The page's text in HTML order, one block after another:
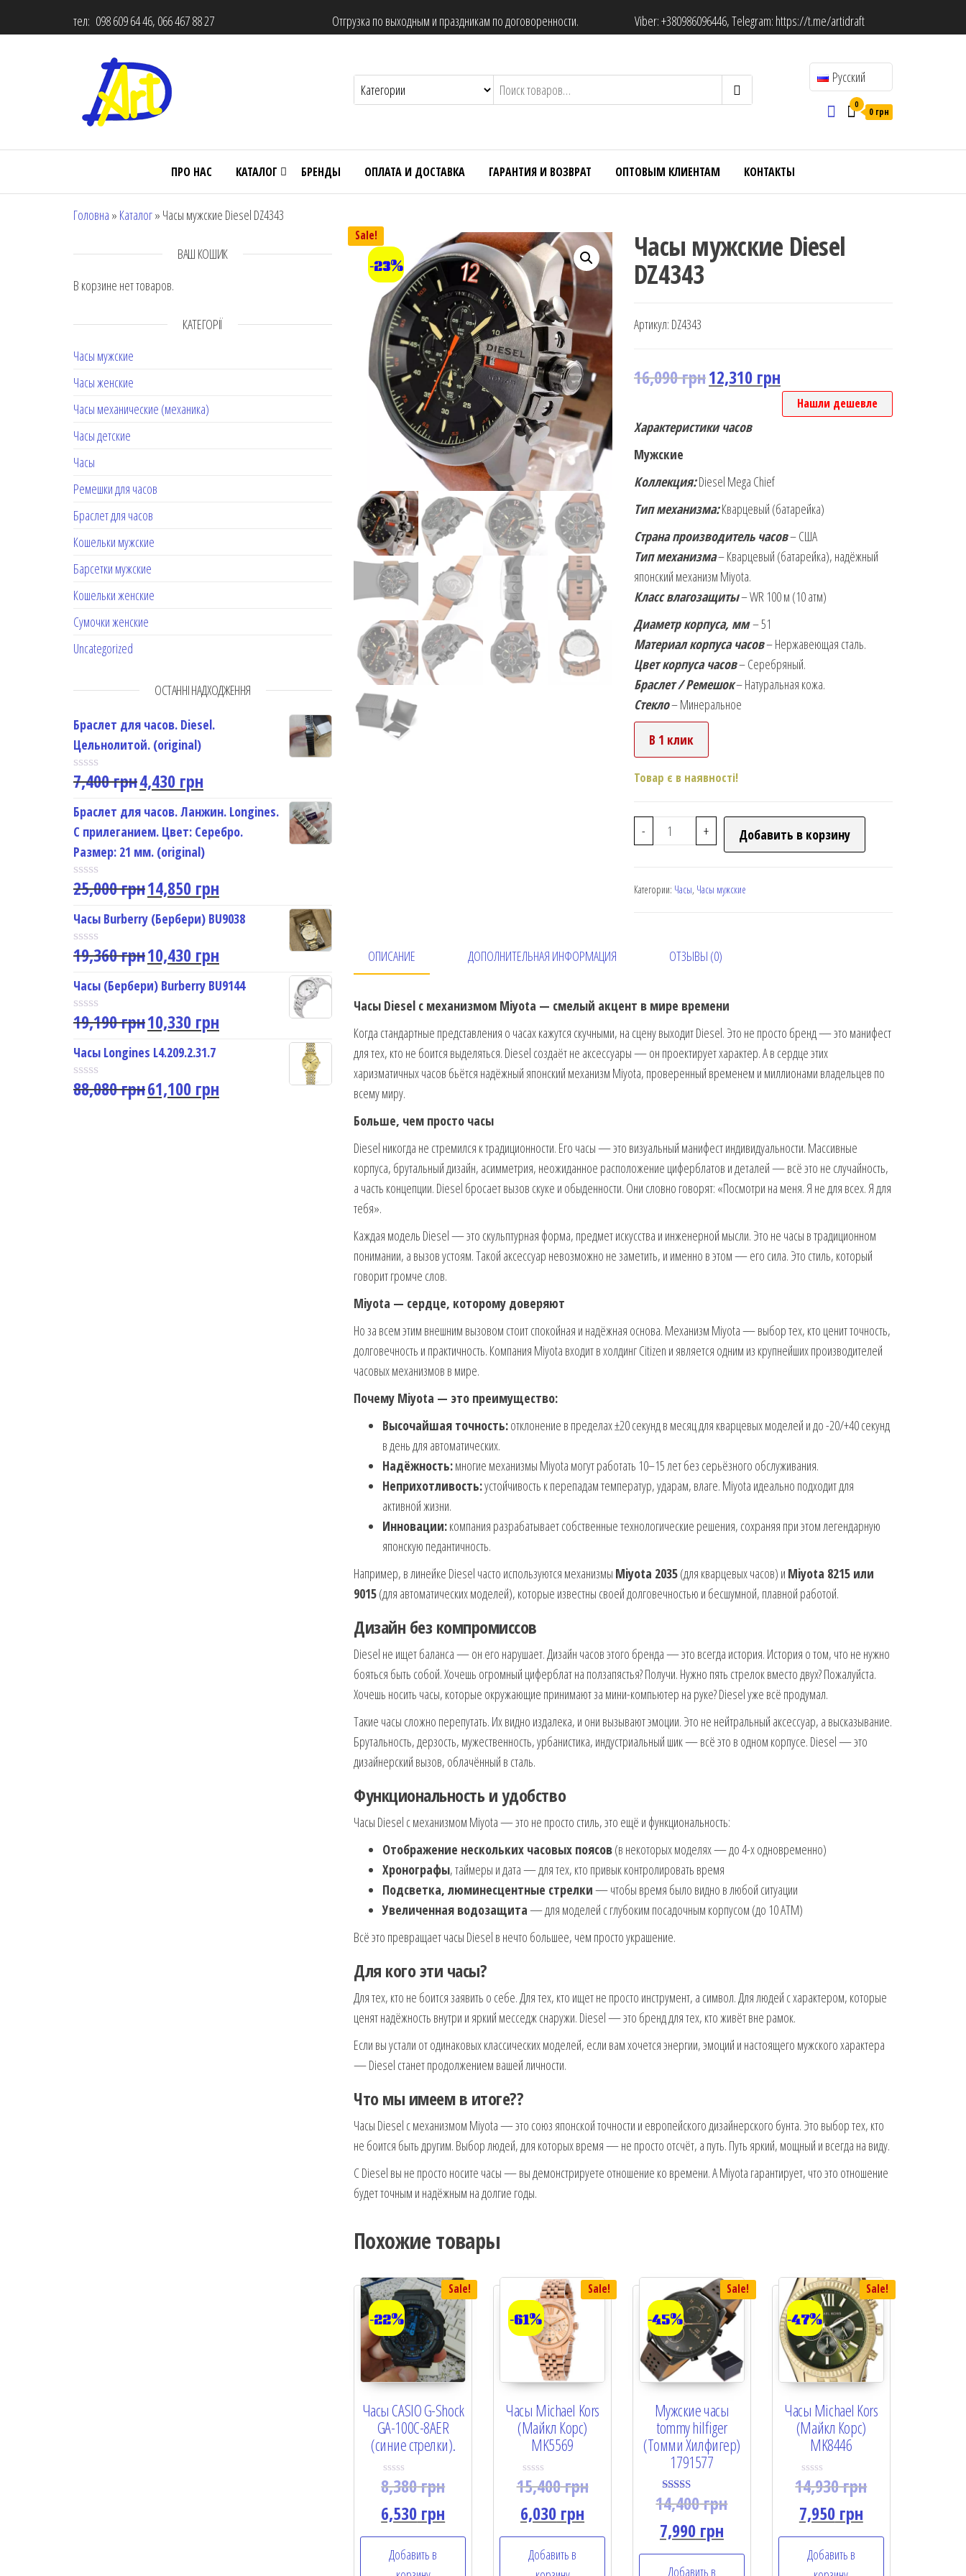
тел: 098 609 64 46, 066 467 88 27 Отгрузка по выходным и праздникам по договоренности. Viber:+380986096446, Telegram: https://t.me/artidraft
Русский
0
0 грн
ПРО НАС КАТАЛОГ БРЕНДЫ ОПЛАТА И ДОСТАВКА ГАРАНТИЯ И ВОЗВРАТ ОПТОВЫМ КЛИЕНТАМ КОНТАКТЫ
Головна » Каталог» Часы мужские Diesel DZ4343
ВАШ КОШИК
В корзине нет товаров.
КАТЕГОРІЇ
Часы мужские
Часы женские
Часы механические (механика)
Часы детские
Часы
Ремешки для часов
Браслет для часов
Кошельки мужские
Барсетки мужские
Кошельки женские
Сумочки женские
Uncategorized
ОСТАННІ НАДХОДЖЕННЯ
Браслет для часов. Diesel.
Цельнолитой. (original)
R
t
e
d
0
o
u
t
o
5
7,400грн4,430 грн
Браслет для часов. Ланжин. Longines.
С прилеганием. Цвет: Серебро.
Размер: 21 мм. (original)
R
t
e
d
0
o
u
t
o
f
5
25,000грн14,850 грн
Часы Burberry (Бербери) BU9038
R
t
e
d
0
o
u
t
o
f
5
19,360грн10,430 грн
Часы (Бербери) Burberry BU9144
R
t
e
d
0
o
19,190грн10,330 грн
Часы Longines L4.209.2.31.7
R
88,080грн61,100 грн
Sale!
-23%
Часы мужские Diesel
DZ4343
Артикул: DZ4343
16,090грн12,310 грн
Нашли дешевле
Характеристики часов
Мужские
Коллекция:Diesel Mega Chief
Тип механизма:Кварцевый (батарейка)
Страна производитель часов– США
Тип механизма– Кварцевый (батарейка), надёжный
японский механизм Miyota.
Класс влагозащиты– WR 100 м (10 атм)
Диаметр корпуса, мм– 51
Материал корпуса часов– Нержавеющая сталь.
Цвет корпуса часов– Серебряный.
Браслет / Ремешок– Натуральная кожа.
Стекло– Минеральное
В 1 клик
Товар є в наявності!
- + Добавить в корзину
Категории: Часы, Часы мужские
ОПИСАНИЕ ДОПОЛНИТЕЛЬНАЯ ИНФОРМАЦИЯ ОТЗЫВЫ (0)
Часы Diesel с механизмом Miyota — смелый акцент в мире времени
Когда стандартные представления о часах кажутся скучными, на сцену выходит Diesel. Это не просто бренд — это манифест
для тех, кто не боится выделяться. Diesel создаёт не аксессуары — он проектирует характер. А в сердце этих
харизматичных часов бьётся надёжный японский механизм Miyota, проверенный временем и миллионами владельцев по
всему миру.
Больше, чем просто часы
Diesel никогда не стремился к традиционности. Его часы — это визуальный манифест индивидуальности. Массивные
корпуса, брутальный дизайн, асимметрия, неожиданное расположение циферблатов и деталей — всё это не случайность,
а часть концепции. Diesel бросает вызов скуке и обыденности. Они словно говорят: «Посмотри на меня. Я не для всех. Я для
тебя».
Каждая модель Diesel — это скульптурная форма, предмет искусства и инженерной мысли. Это не часы в традиционном
понимании, а вызов устоям. Такой аксессуар невозможно не заметить, и именно в этом — его сила. Это стиль, который
говорит громче слов.
Miyota — сердце, которому доверяют
Но за всем этим внешним вызовом стоит спокойная и надёжная основа. Механизм Miyota — выбор тех, кто ценит точность,
долговечность и практичность. Компания Miyota входит в холдинг Citizen и является одним из крупнейших производителей
часовых механизмов в мире.
Почему Miyota — это преимущество:
Высочайшая точность:отклонение в пределах ±20 секунд в месяц для кварцевых моделей и до -20/+40 секунд
в день для автоматических.
Надёжность:многие механизмы Miyota могут работать 10–15 лет без серьёзного обслуживания.
Неприхотливость:устойчивость к перепадам температур, ударам, влаге. Miyota идеально подходит для
активной жизни.
Инновации:компания разрабатывает собственные технологические решения, сохраняя при этом легендарную
японскую педантичность.
Например, в линейке Diesel часто используются механизмы Miyota 2035(для кварцевых часов) и Miyota 8215 или
9015(для автоматических моделей), которые известны своей долговечностью и бесшумной, плавной работой.
Дизайн без компромиссов
Diesel не ищет баланса — он его нарушает. Дизайн часов этого бренда — это всегда история. История о том, что не нужно
бояться быть собой. Хочешь огромный циферблат на ползапястья? Получи. Нужно пять стрелок вместо двух? Пожалуйста.
Хочешь носить часы, которые окружающие принимают за мини-компьютер на руке? Diesel уже всё продумал.
Такие часы сложно перепутать. Их видно издалека, и они вызывают эмоции. Это не нейтральный аксессуар, а высказывание.
Брутальность, дерзость, мужественность, урбанистика, индустриальный шик — всё это в одном корпусе. Diesel — это
дизайнерский вызов, облачённый в сталь.
Функциональность и удобство
Часы Diesel с механизмом Miyota — это не просто стиль, это ещё и функциональность:
Отображение нескольких часовых поясов(в некоторых моделях — до 4-х одновременно)
Хронографы, таймеры и дата — для тех, кто привык контролировать время
Подсветка, люминесцентные стрелки— чтобы время было видно в любой ситуации
Увеличенная водозащита— для моделей с глубоким посадочным корпусом (до 10 АТМ)
Всё это превращает часы Diesel в нечто большее, чем просто украшение.
Для кого эти часы?
Для тех, кто не боится заявить о себе. Для тех, кто ищет не просто инструмент, а символ. Для людей с характером, которые
ценят надёжность внутри и яркий месседж снаружи. Diesel — это бренд для тех, кто живёт вне рамок.
Если вы устали от одинаковых классических моделей, если вам хочется энергии, эмоций и настоящего мужского характера
— Diesel станет продолжением вашей личности.
Что мы имеем в итоге??
Часы Diesel с механизмом Miyota — это союз японской точности и европейского дизайнерского бунта. Это выбор тех, кто
не боится быть другим. Выбор людей, для которых время — не просто отсчёт, а путь. Путь яркий, мощный и всегда на виду.
С Diesel вы не просто носите часы — вы демонстрируете отношение ко времени. А Miyota гарантирует, что это отношение
будет точным и надёжным на долгие годы.
Похожие товары
Sale!
-22%
Часы CASIO G-Shock
GA-100C-8AER
(синие стрелки).
R
a
t
e
d
0
u
8,380грн
6,530 грн
Добавить в
Sale!
-61%
Часы Michael Kors
(Майкл Корс)
MK5569
R
a
t
e
d
0
15,400грн
6,030 грн
Добавить в
Sale!
-45%
Мужские часы
tommy hilfiger
(Томми Хилфигер)
1791577
Rated
4.50
out of 5
14,400грн
7,990грн
Добавить в
Sale!
-47%
Часы Michael Kors
(Майкл Корс)
MK8446
R
a
t
e
d
0
14,930грн
7,950грн
Добавить в